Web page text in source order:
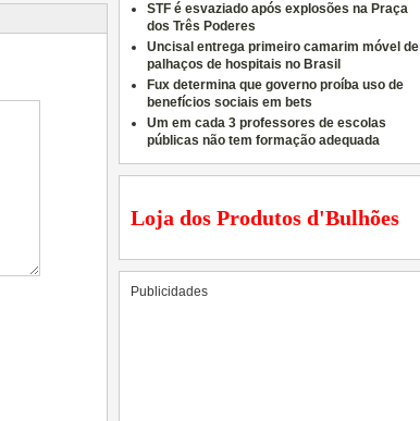
STF é esvaziado após explosões na Praça
dos Três Poderes
Uncisal entrega primeiro camarim móvel de
palhaços de hospitais no Brasil
Fux determina que governo proíba uso de
benefícios sociais em bets
Um em cada 3 professores de escolas
públicas não tem formação adequada
Loja dos Produtos d'Bulhões
Publicidades